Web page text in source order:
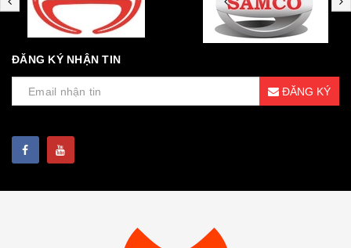
ĐĂNG KÝ NHẬN TIN
ĐĂNG KÝ